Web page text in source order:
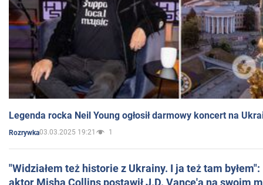
Legenda rocka Neil Young ogłosił darmowy koncert na
Rozrywka03.03.2025 19:21 1
"Widziałem też historie z Ukrainy. I ja też tam
aktor Misha Collins postawił J.D. Vance'a na swoim